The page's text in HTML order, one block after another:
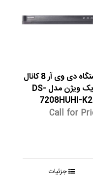
دستگاه دی وی آر 8 کانال
هایک ویژن مدل DS-
7208HUHI-
Call for
جزئیات